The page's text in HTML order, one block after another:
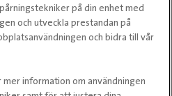
på din enhet med
och utveckla prestandan på
och bidra till vår
mer information om användningen